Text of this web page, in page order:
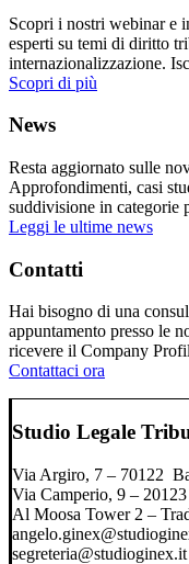
Scopri i nostri webinar e
esperti su temi di diritto
internazionalizzazione.
Scopri di più
News
Resta aggiornato sulle
Approfondimenti, casi
suddivisione in categorie
Leggi le ultime news
Contatti
Hai bisogno di una
appuntamento presso le
ricevere il Company
Contattaci ora
Studio Legale
Via Argiro, 7 – 70122
Via Camperio, 9 –
Al Moosa Tower 2 –
segreteria@studioginex.it